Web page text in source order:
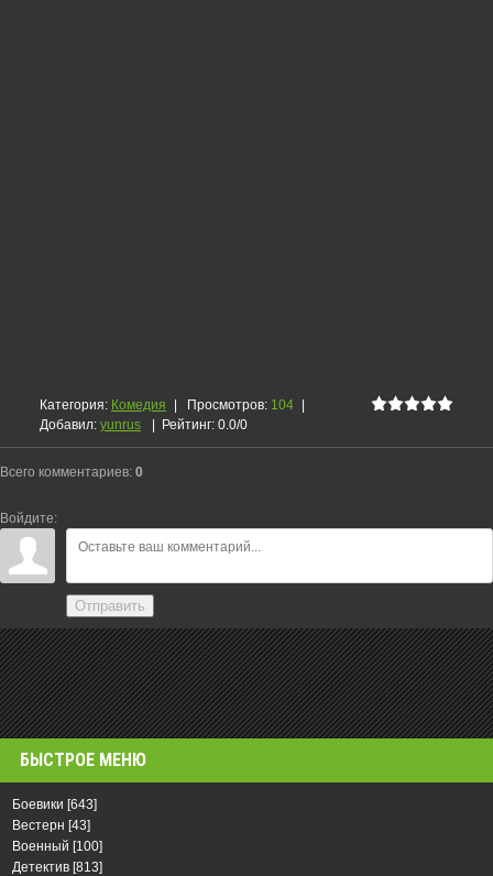
Категория: Комедия | Просмотров: 104 |
Добавил: yunrus | Рейтинг: 0.0/0
Всего комментариев: 0
Войдите:
Отправить
БЫСТРОЕ МЕНЮ
Боевики [643]
Вестерн [43]
Военный [100]
Детектив [813]